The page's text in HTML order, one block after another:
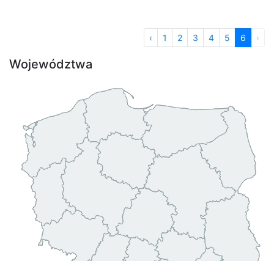
‹ 1 2 3 4 5 6 ›
Województwa